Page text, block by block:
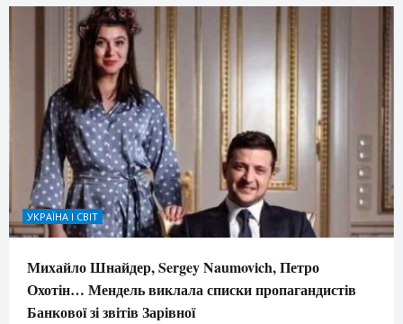
УКРАЇНА І СВІТ
Михайло Шнайдер, Sergey Naumovich, Петро
Охотін… Мендель виклала списки пропагандистів
Банкової зі звітів Зарівної